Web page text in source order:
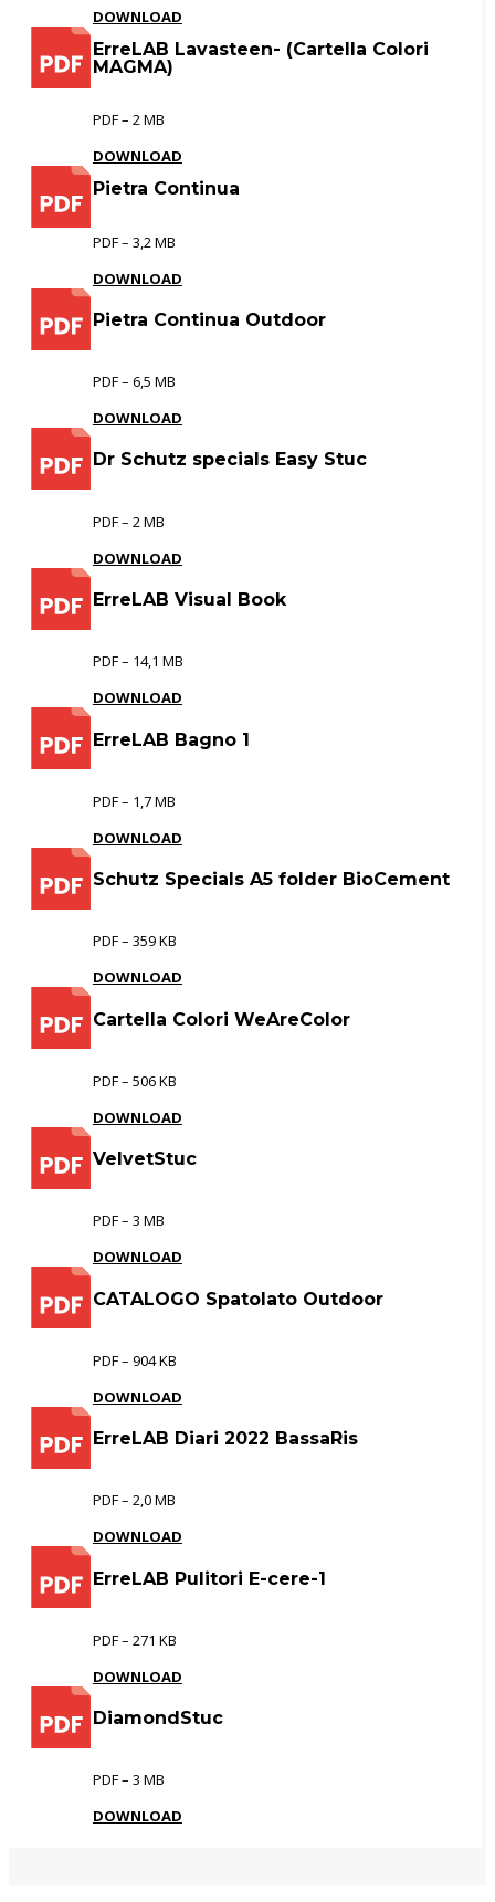
DOWNLOAD
ErreLAB Lavasteen- (Cartella Colori
MAGMA)
PDF – 2 MB
DOWNLOAD
Pietra Continua
PDF – 3,2 MB
DOWNLOAD
Pietra Continua Outdoor
PDF – 6,5 MB
DOWNLOAD
Dr Schutz specials Easy Stuc
PDF – 2 MB
DOWNLOAD
ErreLAB Visual Book
PDF – 14,1 MB
DOWNLOAD
ErreLAB Bagno 1
PDF – 1,7 MB
DOWNLOAD
Schutz Specials A5 folder BioCement
PDF – 359 KB
DOWNLOAD
Cartella Colori WeAreColor
PDF – 506 KB
DOWNLOAD
VelvetStuc
PDF – 3 MB
DOWNLOAD
CATALOGO Spatolato Outdoor
PDF – 904 KB
DOWNLOAD
ErreLAB Diari 2022 BassaRis
PDF – 2,0 MB
DOWNLOAD
ErreLAB Pulitori E-cere-1
PDF – 271 KB
DOWNLOAD
DiamondStuc
PDF – 3 MB
DOWNLOAD